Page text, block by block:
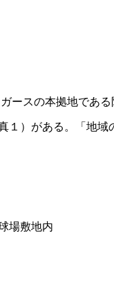
ースの本拠地であ
１）がある。「地
場敷地内